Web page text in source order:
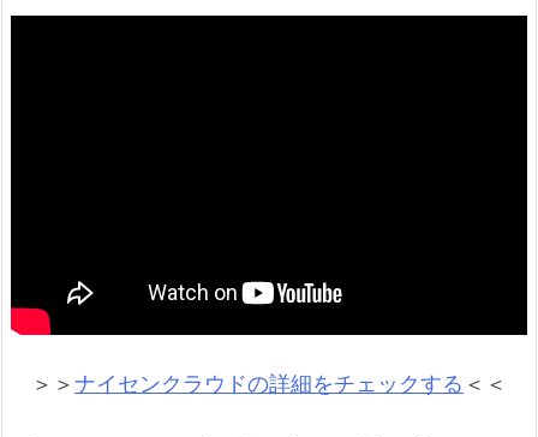
＞＞ナイセンクラウドの詳細をチェックする ＜＜